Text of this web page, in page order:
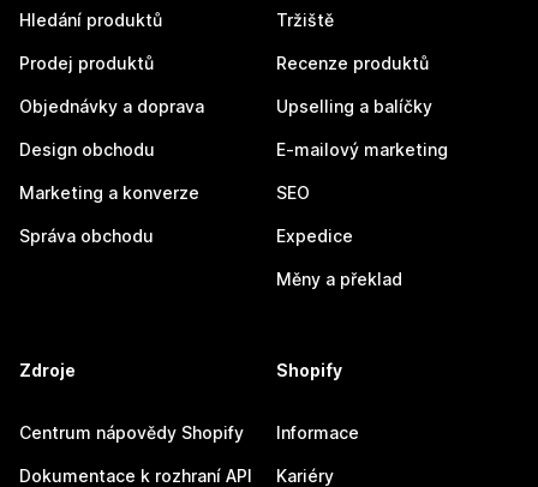
Hledání produktů
Prodej produktů
Objednávky a doprava
Design obchodu
Marketing a konverze
Správa obchodu
Tržiště
Recenze produktů
Upselling a balíčky
E-mailový marketing
SEO
Expedice
Měny a překlad
Zdroje
Centrum nápovědy Shopify
Dokumentace k rozhraní API
Shopify
Informace
Kariéry